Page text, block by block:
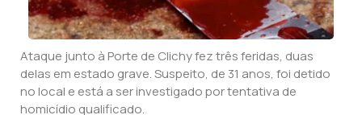
Ataque junto à Porte de Clichy fez três feridas, duas
delas em estado grave. Suspeito, de 31 anos, foi detido
no local e está a ser investigado por tentativa de
homicídio qualificado.